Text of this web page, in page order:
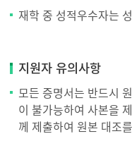
재학 중 성적우수자는
지원자 유의사항
모든 증명서는 반드시
이 불가능하여 사본을
께 제출하여 원본 대조